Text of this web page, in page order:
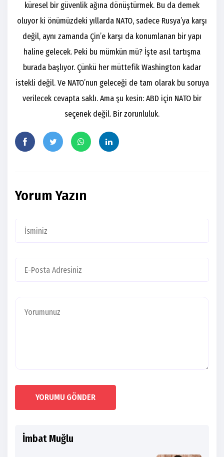
küresel bir güvenlik ağına dönüştürmek. Bu da demek
oluyor ki önümüzdeki yıllarda NATO, sadece Rusya’ya karşı
değil, aynı zamanda Çin’e karşı da konumlanan bir yapı
haline gelecek. Peki bu mümkün mü? İşte asıl tartışma
burada başlıyor. Çünkü her müttefik Washington kadar
istekli değil. Ve NATO’nun geleceği de tam olarak bu soruya
verilecek cevapta saklı. Ama şu kesin: ABD için NATO bir
seçenek değil. Bir zorunluluk.
Yorum Yazın
YORUMU GÖNDER
İmbat Muğlu